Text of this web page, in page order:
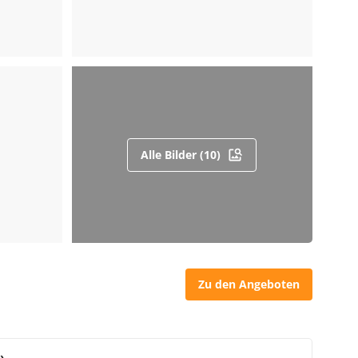
Alle Bilder (10)
Zu den Angeboten